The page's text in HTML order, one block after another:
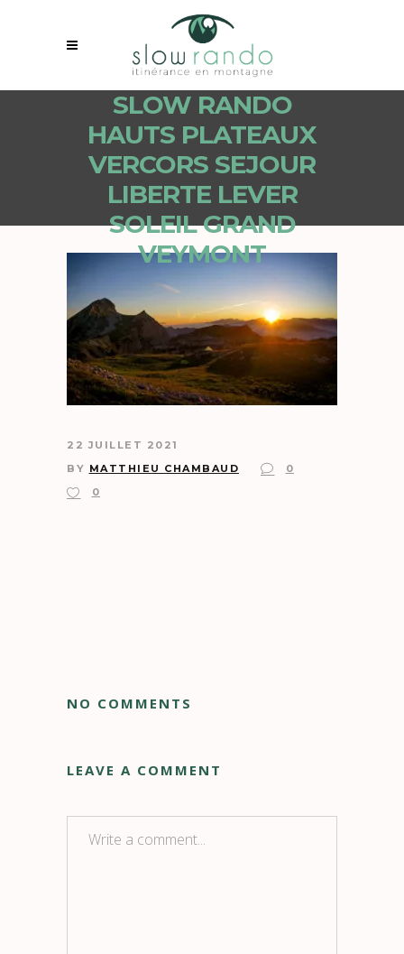
SLOW RANDO
HAUTS PLATEAUX
VERCORS SEJOUR
LIBERTE LEVER
SOLEIL GRAND
VEYMONT
22 JUILLET 2021
BY MATTHIEU CHAMBAUD
0
0
NO COMMENTS
LEAVE A COMMENT